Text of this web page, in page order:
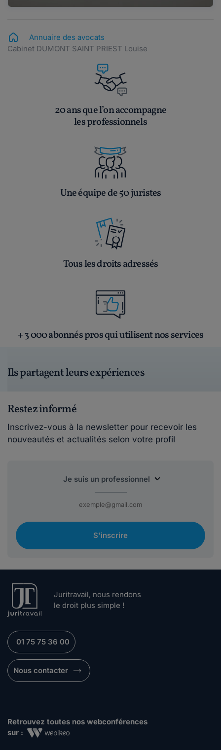
Annuaire des avocats
Cabinet DUMONT SAINT PRIEST Louise
20 ans que l’on accompagne
les professionnels
Une équipe de 50 juristes
Tous les droits adressés
+ 3 000 abonnés pros qui utilisent nos services
Ils partagent leurs expériences
Restez informé
Inscrivez-vous à la newsletter pour recevoir les
nouveautés et actualités selon votre profil
S'inscrire
Juritravail, nous rendons
le droit plus simple !
01 75 75 36 00
Nous contacter
Retrouvez toutes nos webconférences
sur :